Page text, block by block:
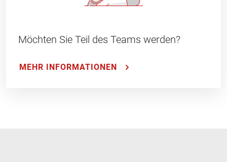
Möchten Sie Teil des Teams werden?
MEHR INFORMATIONEN